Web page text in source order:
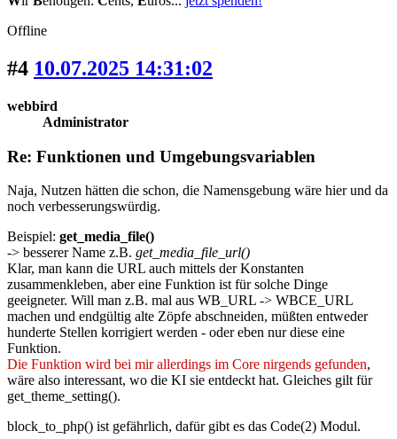
Offline
#4 10.07.2025 14:31:02
webbird
Administrator
Re: Funktionen und Umgebungsvariablen
Naja, Nutzen hätten die schon, die Namensgebung wäre hier und da
noch verbesserungswürdig.
Beispiel: get_media_file()
-> besserer Name z.B. get_media_file_url()
Klar, man kann die URL auch mittels der Konstanten
zusammenkleben, aber eine Funktion ist für solche Dinge
geeigneter. Will man z.B. mal aus WB_URL -> WBCE_URL
machen und endgültig alte Zöpfe abschneiden, müßten entweder
hunderte Stellen korrigiert werden - oder eben nur diese eine
Funktion.
Die Funktion wird bei mir allerdings im Core nirgends gefunden,
wäre also interessant, wo die KI sie entdeckt hat. Gleiches gilt für
get_theme_setting().
block_to_php() ist gefährlich, dafür gibt es das Code(2) Modul.